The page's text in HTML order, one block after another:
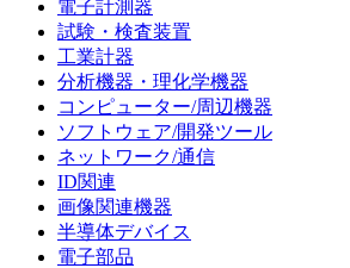
電子計測器
試験・検査装置
工業計器
分析機器・理化学機器
コンピューター/周辺機器
ソフトウェア/開発ツール
ネットワーク/通信
ID関連
画像関連機器
半導体デバイス
電子部品